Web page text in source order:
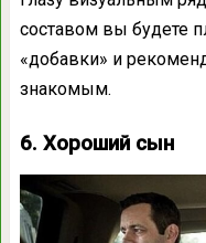
составом вы будете
«добавки» и
знакомым.
6. Хороший сын